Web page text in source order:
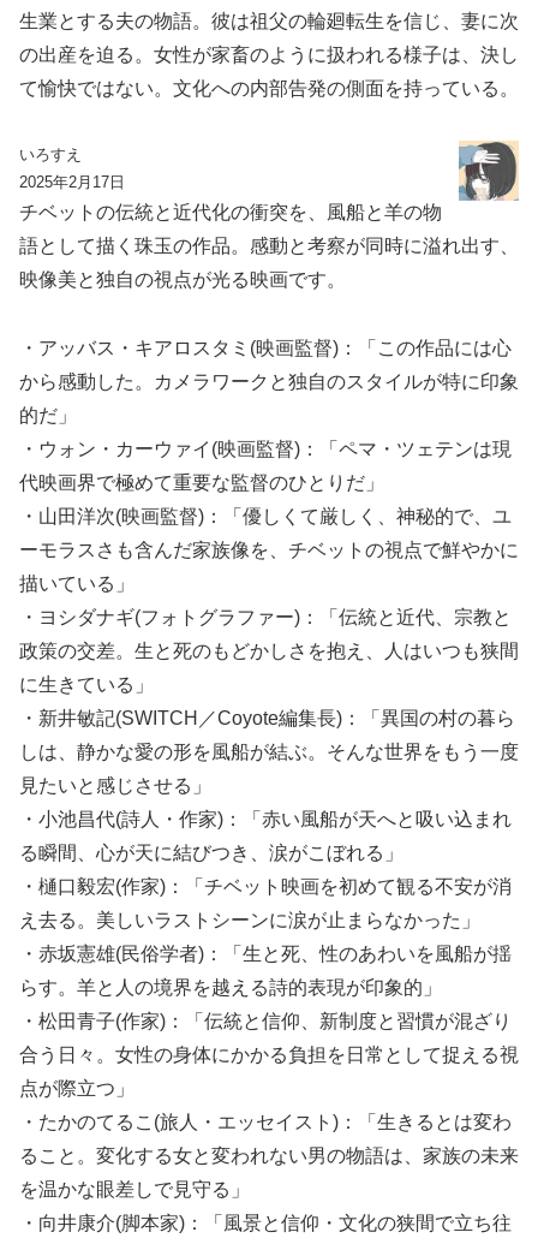
生業とする夫の物語。彼は祖父の輪廻転生を信じ、妻に次
の出産を迫る。女性が家畜のように扱われる様子は、決し
て愉快ではない。文化への内部告発の側面を持っている。
いろすえ
2025年2月17日
チベットの伝統と近代化の衝突を、風船と羊の物
語として描く珠玉の作品。感動と考察が同時に溢れ出す、
映像美と独自の視点が光る映画です。
・アッバス・キアロスタミ(映画監督)：「この作品には心
から感動した。カメラワークと独自のスタイルが特に印象
的だ」
・ウォン・カーウァイ(映画監督)：「ペマ・ツェテンは現
代映画界で極めて重要な監督のひとりだ」
・山田洋次(映画監督)：「優しくて厳しく、神秘的で、ユ
ーモラスさも含んだ家族像を、チベットの視点で鮮やかに
描いている」
・ヨシダナギ(フォトグラファー)：「伝統と近代、宗教と
政策の交差。生と死のもどかしさを抱え、人はいつも狭間
に生きている」
・新井敏記(SWITCH／Coyote編集長)：「異国の村の暮ら
しは、静かな愛の形を風船が結ぶ。そんな世界をもう一度
見たいと感じさせる」
・小池昌代(詩人・作家)：「赤い風船が天へと吸い込まれ
る瞬間、心が天に結びつき、涙がこぼれる」
・樋口毅宏(作家)：「チベット映画を初めて観る不安が消
え去る。美しいラストシーンに涙が止まらなかった」
・赤坂憲雄(民俗学者)：「生と死、性のあわいを風船が揺
らす。羊と人の境界を越える詩的表現が印象的」
・松田青子(作家)：「伝統と信仰、新制度と習慣が混ざり
合う日々。女性の身体にかかる負担を日常として捉える視
点が際立つ」
・たかのてるこ(旅人・エッセイスト)：「生きるとは変わ
ること。変化する女と変われない男の物語は、家族の未来
を温かな眼差しで見守る」
・向井康介(脚本家)：「風景と信仰・文化の狭間で立ち往